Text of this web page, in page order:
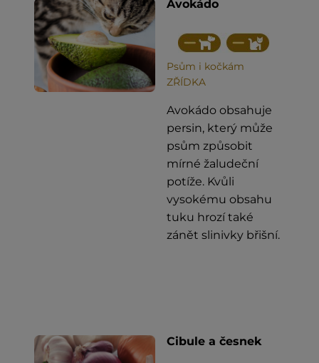
Avokádo
Psům i kočkám
ZŘÍDKA
Avokádo obsahuje
persin, který může
psům způsobit
mírné žaludeční
potíže. Kvůli
vysokému obsahu
tuku hrozí také
zánět slinivky břišní.
Cibule a česnek